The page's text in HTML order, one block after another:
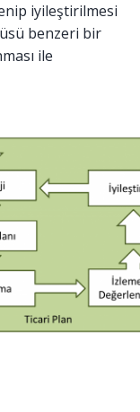
iyileştirilmesi
benzeri bir
ile